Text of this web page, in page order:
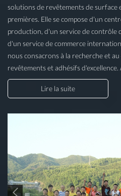
solutions de revêtements de surface
premières. Elle se compose d'un
production, d'un service de contrôle
d'un service de commerce
nous consacrons à la recherche et
revêtements et adhésifs
développons et fournissons en
qualité aux fabricants et
Construire un monde merveilleux
Lire la suite